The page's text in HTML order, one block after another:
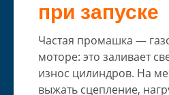
при запуске
Частая промашка —
моторе: это заливает
износ цилиндров. На
выжать сцепление,